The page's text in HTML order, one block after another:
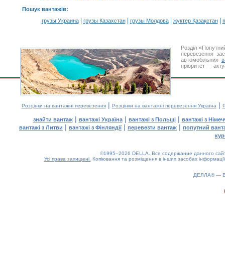
Пошук вантажів:
грузы Украина| грузы Казахстан| грузы Молдова| жүктер Қазақстан|
Розділ
перевезення
автомобільних
пріоритет —
Розцінки на вантажні перевезення| Розцінки на вантажні перевезення Україна |
знайти вантаж| вантажі Україна| вантажі з Польщі| вантажі з
вантажі з Литви | вантажі з Фінляндії| перевезти вантаж | попутний
©1995–2026 DELLA. Все содержание данного
Усі права захищені. Копіювання та розміщення в інших засобах
ДЕЛЛА® —